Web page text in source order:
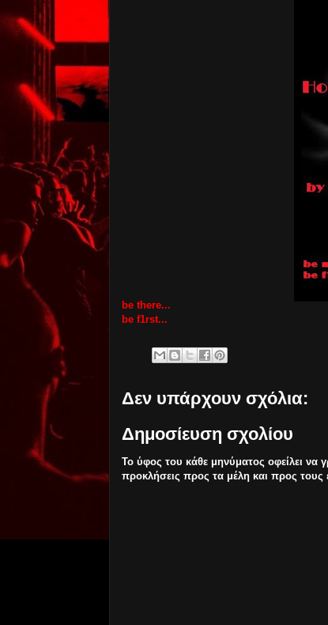
be there...
be f1rst...
Δεν υπάρχουν σχόλια:
Δημοσίευση σχολίου
Το ύφος του κάθε μηνύματος οφείλει να
προκλήσεις προς τα μέλη και προς τους